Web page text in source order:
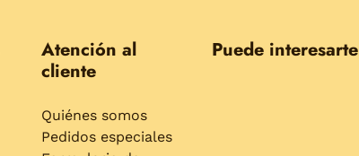
Atención al
cliente
Quiénes somos
Pedidos especiales
Puede interesarte